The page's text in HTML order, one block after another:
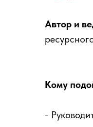
Автор и
Кому
-